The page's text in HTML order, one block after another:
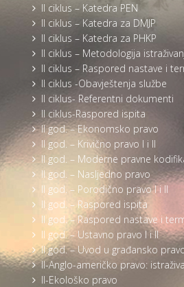
II ciklus – Katedra PEN
II ciklus – Katedra za DMJP
II ciklus – Katedra za PHKP
II ciklus – Metodologija
II ciklus – Raspored nastave i
II ciklus -Obavještenja službe
II ciklus- Referentni dokumenti
II ciklus-Raspored ispita
II god. – Ekonomsko pravo
II god. – Krivično pravo I i II
II god. – Moderne pravne
II god. – Nasljedno pravo
II god. – Porodično pravo I i II
II god. – Raspored ispita
II god. – Raspored nastave i
II god. – Ustavno pravo I i II
II god. – Uvod u građansko
II-Anglo-američko pravo:
II-Ekološko pravo